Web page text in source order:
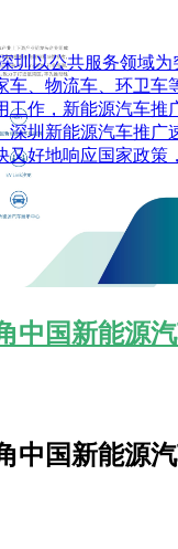
中国新能源
中国新能源
以公共服务领域为
车、物流车、环卫车
工作，新能源汽车推
深圳新能源汽车推广
又好地响应国家政策